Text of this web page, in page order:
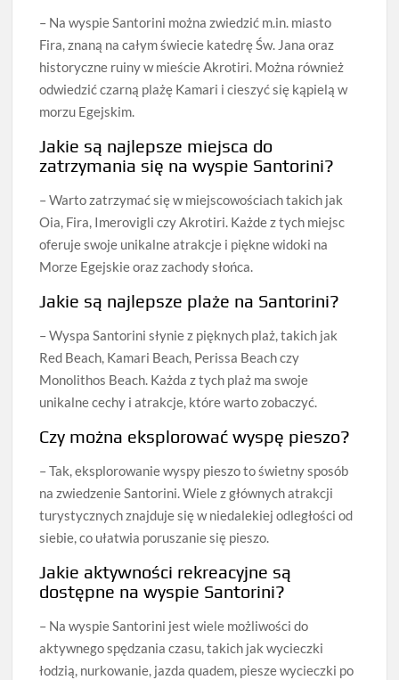
– Na wyspie Santorini można zwiedzić m.in. miasto
Fira, znaną na całym świecie katedrę Św. Jana oraz
historyczne ruiny w mieście Akrotiri. Można również
odwiedzić czarną plażę Kamari i cieszyć się kąpielą w
morzu Egejskim.
Jakie są najlepsze miejsca do
zatrzymania się na wyspie Santorini?
– Warto zatrzymać się w miejscowościach takich jak
Oia, Fira, Imerovigli czy Akrotiri. Każde z tych miejsc
oferuje swoje unikalne atrakcje i piękne widoki na
Morze Egejskie oraz zachody słońca.
Jakie są najlepsze plaże na Santorini?
– Wyspa Santorini słynie z pięknych plaż, takich jak
Red Beach, Kamari Beach, Perissa Beach czy
Monolithos Beach. Każda z tych plaż ma swoje
unikalne cechy i atrakcje, które warto zobaczyć.
Czy można eksplorować wyspę pieszo?
– Tak, eksplorowanie wyspy pieszo to świetny sposób
na zwiedzenie Santorini. Wiele z głównych atrakcji
turystycznych znajduje się w niedalekiej odległości od
siebie, co ułatwia poruszanie się pieszo.
Jakie aktywności rekreacyjne są
dostępne na wyspie Santorini?
– Na wyspie Santorini jest wiele możliwości do
aktywnego spędzania czasu, takich jak wycieczki
łodzią, nurkowanie, jazda quadem, piesze wycieczki po